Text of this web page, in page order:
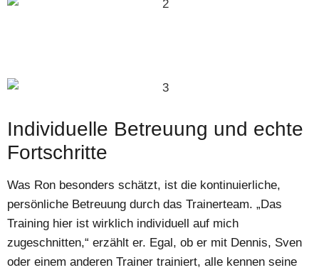
Individuelle Betreuung und echte
Fortschritte
Was Ron besonders schätzt, ist die kontinuierliche,
persönliche Betreuung durch das Trainerteam. „Das
Training hier ist wirklich individuell auf mich
zugeschnitten,“ erzählt er. Egal, ob er mit Dennis, Sven
oder einem anderen Trainer trainiert, alle kennen seine